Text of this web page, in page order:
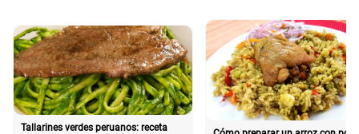
Tallarines verdes peruanos: receta